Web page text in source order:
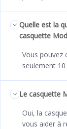
Quelle est la
casquette
Vous pouvez
seulement 10
Le casquette
Oui, la
vous aider à